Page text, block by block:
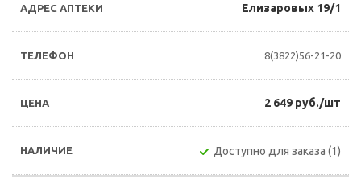
Елизаровых 19/1
8(3822)56-21-20
2 649 руб./шт
Доступно для заказа (1)